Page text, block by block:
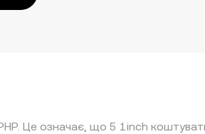
Це означає, що 5 1inch